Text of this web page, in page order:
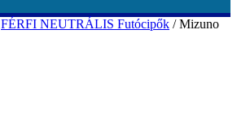
FÉRFI NEUTRÁLIS Futócipők / Mizuno